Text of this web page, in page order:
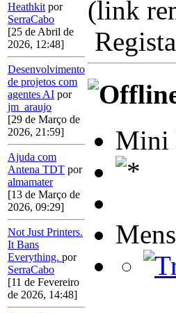
Heathkit por
SerraCabo
[25 de Abril de
2026, 12:48]
Desenvolvimento
de projetos com
agentes AI por
jm_araujo
[29 de Março de
2026, 21:59]
Ajuda com
Antena TDT por
almamater
[13 de Março de
2026, 09:29]
Not Just Printers.
It Bans
Everything. por
SerraCabo
[11 de Fevereiro
de 2026, 14:48]
(link
Mini